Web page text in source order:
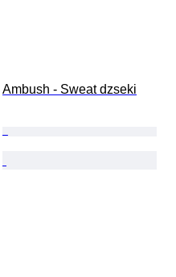
Ambush - Sweat dzseki